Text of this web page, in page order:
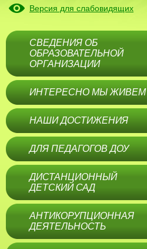
Версия для слабовидящих
СВЕДЕНИЯ ОБ
ОБРАЗОВАТЕЛЬНОЙ
ОРГАНИЗАЦИИ
ИНТЕРЕСНО МЫ ЖИВЕМ
НАШИ ДОСТИЖЕНИЯ
ДЛЯ ПЕДАГОГОВ ДОУ
ДИСТАНЦИОННЫЙ
ДЕТСКИЙ САД
АНТИКОРУПЦИОННАЯ
ДЕЯТЕЛЬНОСТЬ